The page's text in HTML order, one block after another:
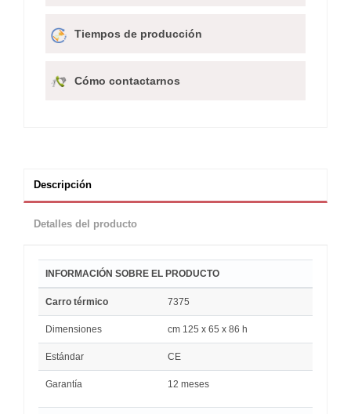
Tiempos de producción
Cómo contactarnos
Descripción
Detalles del producto
INFORMACIÓN SOBRE EL PRODUCTO
Carro térmico 7375
Dimensiones cm 125 x 65 x 86 h
Estándar CE
Garantía 12 meses